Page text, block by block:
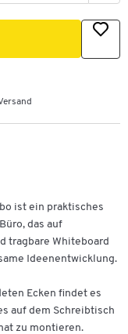
ist ein praktisches
das auf
tragbare Whiteboard
Ideenentwicklung.
Ecken findet es
auf dem Schreibtisch
zu montieren.